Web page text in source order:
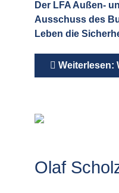
Der LFA Außen-
Ausschuss des
Leben die
Weiterlesen:
Olaf